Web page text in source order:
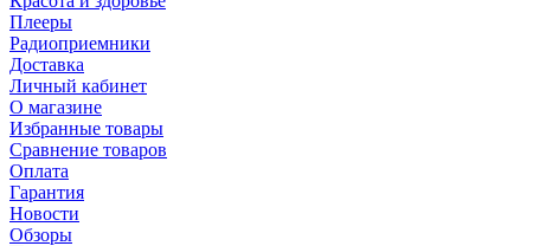
Плееры
Радиоприемники
Доставка
Личный кабинет
О магазине
Избранные товары
Сравнение товаров
Оплата
Гарантия
Новости
Обзоры